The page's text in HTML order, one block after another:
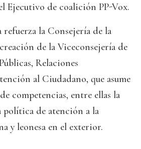
Ejecutivo de coalición PP-Vox.
refuerza la Consejería de la
de la Viceconsejería de
Relaciones
al Ciudadano, que asume
competencias, entre ellas la
de atención a la
y leonesa en el exterior.